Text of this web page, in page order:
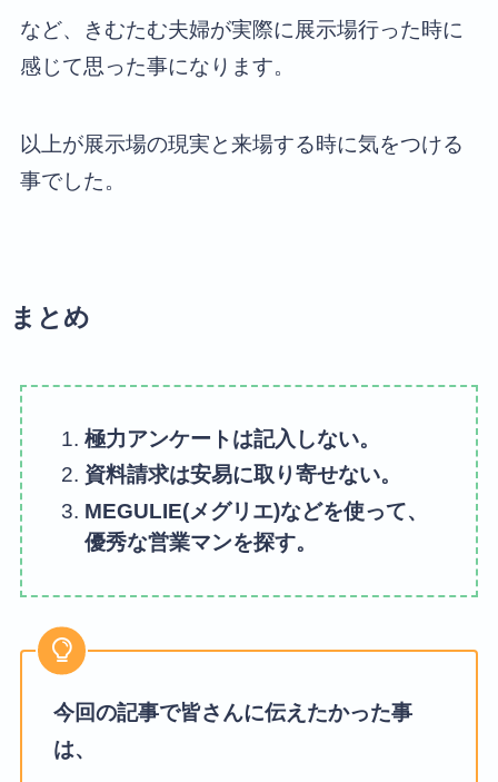
など、きむたむ夫婦が実際に展示場行った時に
感じて思った事になります。
以上が展示場の現実と来場する時に気をつける
事でした。
まとめ
極力アンケートは記入しない。
資料請求は安易に取り寄せない。
MEGULIE(メグリエ)などを使って、
優秀な営業マンを探す。
今回の記事で皆さんに伝えたかった事
は、